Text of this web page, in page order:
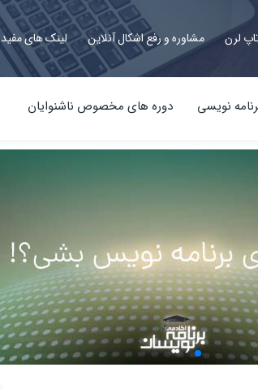
لرن مشاوره و رفع اشکال آنلاین لینک های مفید
نویسی دوره های مخصوص ناشنوایان